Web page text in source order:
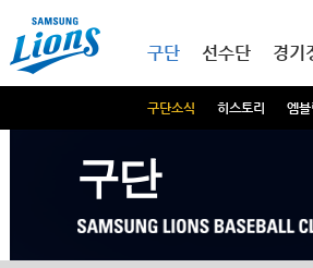
구단
구단소식 히스토리 엠블
선수단 경기
구단